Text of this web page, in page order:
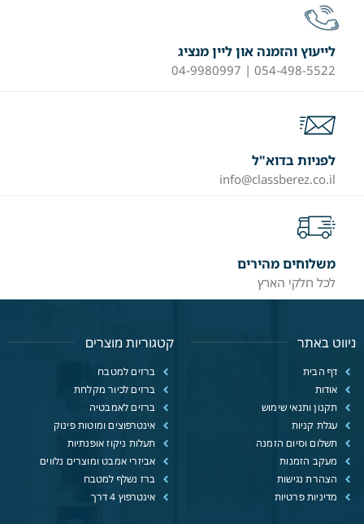
לייעוץ והזמנה און ליין מנציג
054-498-5522 | 04-9980997
לפניות בדוא"ל
info@classberez.co.il
משלוחים מהירים
לכל חלקי הארץ
ניווט באתר
דף הבית
אודות
תקנון ותנאי שימוש
עגלת קניות
תשלום וסיום הזמנה
מעקב הזמנות
הצהרת נגישות
מדיניות פרטיות
קטגוריות מוצרים
ברזים למטבח
ברזים לכיור מקלחת
ברזים לאמבטיה
אינטרפוצים ומוטות פינוק
תעלות ניקוז אופנתיות
אביזרי אמבט ומוצרים נלווים
ברז נשלף למטבח
אינטרפוץ 4 דרך